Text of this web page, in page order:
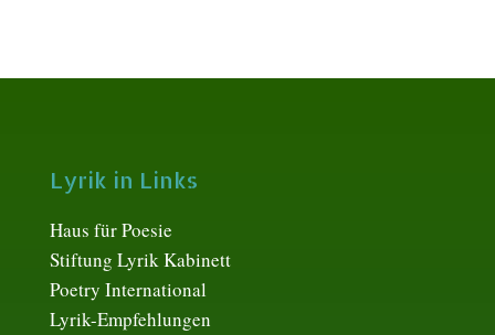
Lyrik in Links
Haus für Poesie
Stiftung Lyrik Kabinett
Poetry International
Lyrik-Empfehlungen